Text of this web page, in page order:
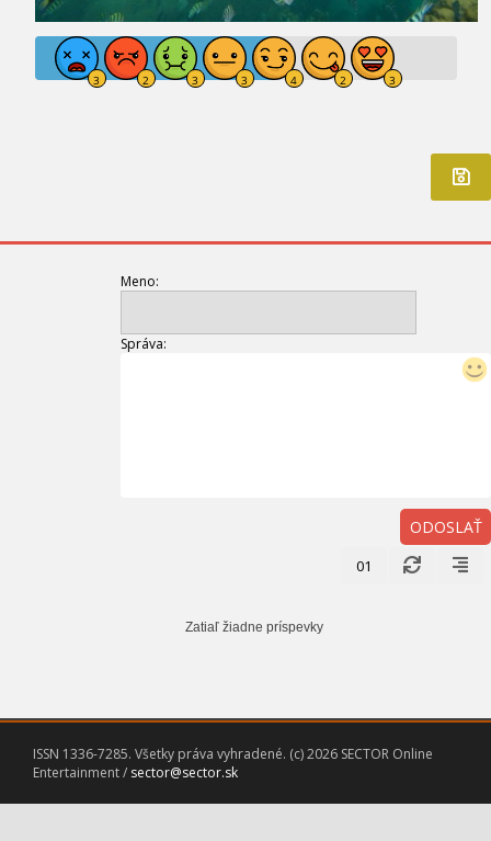
Meno:
Správa:
ODOSLAŤ
01
Zatiaľ žiadne príspevky
ISSN 1336-7285. Všetky práva vyhradené. (c) 2026 SECTOR Online
Entertainment / sector@sector.sk